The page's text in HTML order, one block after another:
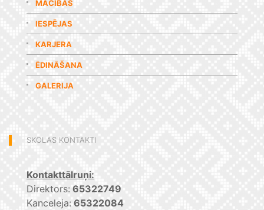
MĀCĪBAS
IESPĒJAS
KARJERA
ĒDINĀŠANA
GALERIJA
SKOLAS KONTAKTI
Kontakttālruņi:
Direktors: 65322749
Kanceleja: 65322084